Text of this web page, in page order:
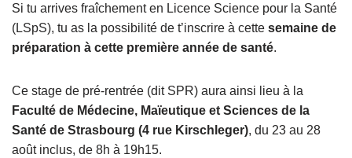
Si tu arrives fraîchement en Licence Science pour la Santé
(LSpS), tu as la possibilité de t’inscrire à cette semaine de
préparation à cette première année de santé.
Ce stage de pré-rentrée (dit SPR) aura ainsi lieu à la
Faculté de Médecine, Maïeutique et Sciences de la
Santé de Strasbourg (4 rue Kirschleger), du 23 au 28
août inclus, de 8h à 19h15.